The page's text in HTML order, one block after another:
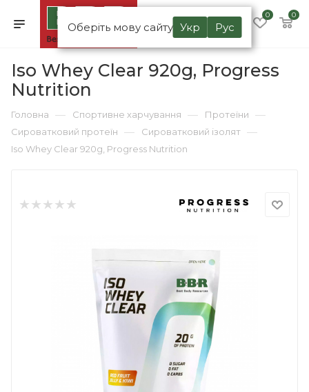
Оберіть мову сайту Укр Рус
0 0
Iso Whey Clear 920g, Progress
Nutrition
Головна — Спортивне харчування — Протеїни —
Сироватковий протеїн — Сироватковий ізолят —
Iso Whey Clear 920g, Progress Nutrition